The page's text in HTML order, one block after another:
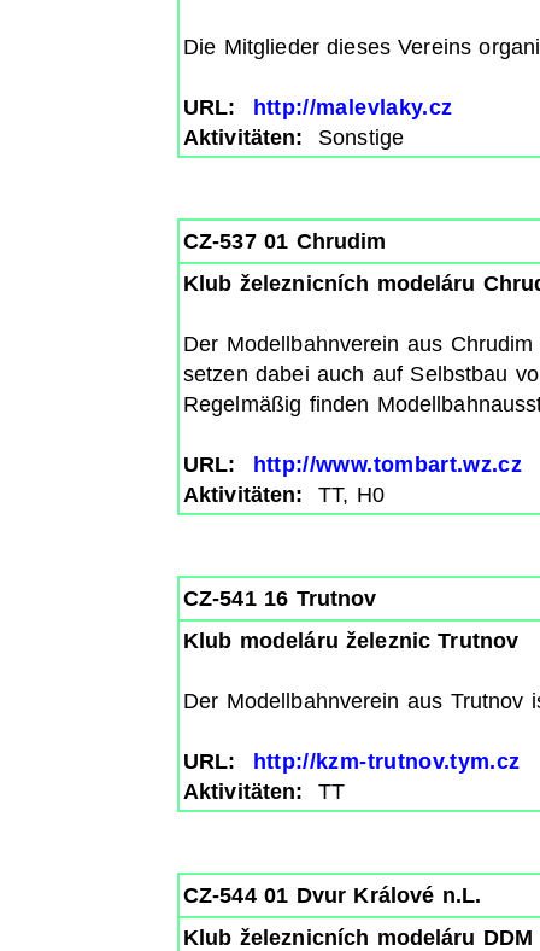
Die Mitglieder dieses Vereins
URL:
http://malevlaky.cz
Aktivitäten:
Sonstige
CZ-537 01 Chrudim
Klub železnicních modeláru
Der Modellbahnverein aus
setzen dabei auch auf Selbstbau
Regelmäßig finden
URL:
http://www.tombart.wz.cz
Aktivitäten:
TT, H0
CZ-541 16 Trutnov
Klub modeláru železnic Trutnov
Der Modellbahnverein aus Trutnov
URL:
http://kzm-trutnov.tym.cz
Aktivitäten:
TT
CZ-544 01 Dvur Králové n.L.
Klub železnicních modeláru